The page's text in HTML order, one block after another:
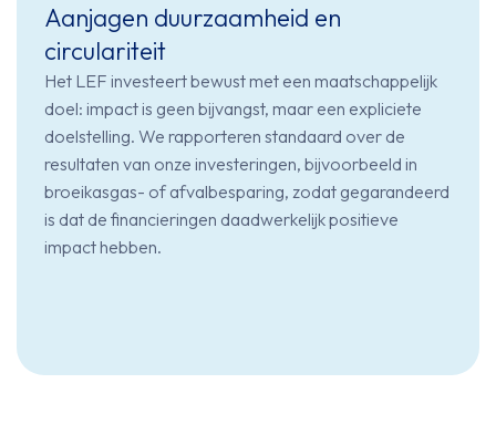
Aanjagen duurzaamheid en
circulariteit
Het LEF investeert bewust met een maatschappelijk
doel: impact is geen bijvangst, maar een expliciete
doelstelling. We rapporteren standaard over de
resultaten van onze investeringen, bijvoorbeeld in
broeikasgas- of afvalbesparing, zodat gegarandeerd
is dat de financieringen daadwerkelijk positieve
impact hebben.